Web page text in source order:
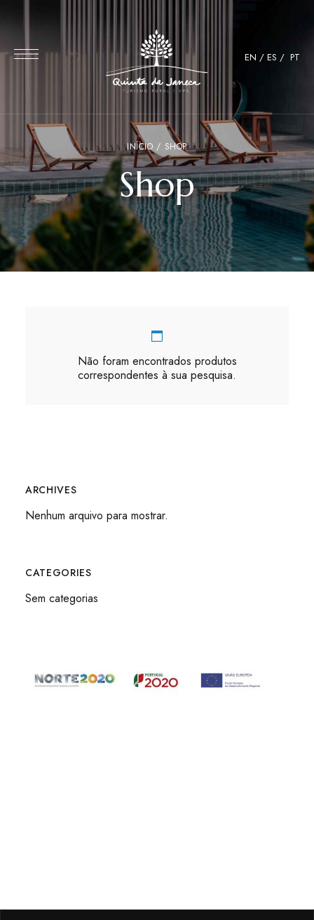
EN / ES / PT
INÍCIO / SHOP
Shop
Não foram encontrados produtos
correspondentes à sua pesquisa.
ARCHIVES
Nenhum arquivo para mostrar.
CATEGORIES
Sem categorias